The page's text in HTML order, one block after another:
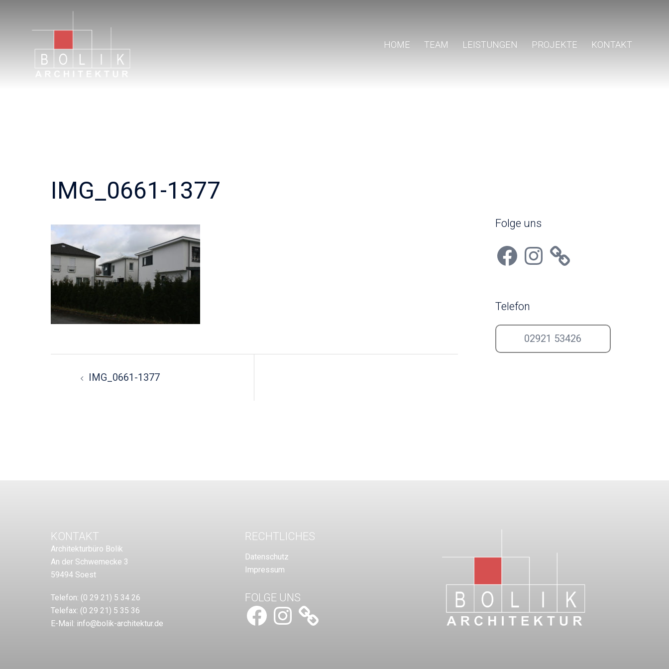
HOME TEAM LEISTUNGEN PROJEKTE KONTAKT
IMG_0661-1377
IMG_0661-1377
Folge uns
FacebookInstagram
Telefon
02921 53426
KONTAKT
Architekturbüro Bolik
An der Schwemecke 3
59494 Soest
Telefon: (0 29 21) 5 34 26
Telefax: (0 29 21) 5 35 36
E-Mail: info@bolik-architektur.de
RECHTLICHES
Datenschutz
Impressum
FOLGE UNS
FacebookInstagram